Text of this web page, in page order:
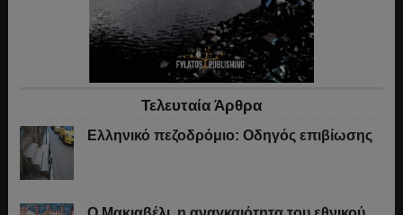
Τελευταία Άρθρα
Ελληνικό πεζοδρόμιο: Οδηγός επιβίωσης